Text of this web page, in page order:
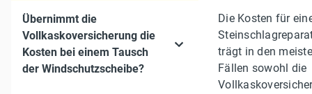
Übernimmt die
Vollkaskoversicherung die
Kosten bei einem Tausch
der Windschutzscheibe?
Die Kosten für
trägt in den
Fällen sowohl die